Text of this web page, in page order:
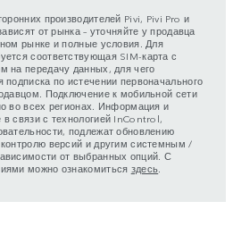
производителей Pivi, Pivi Pro и
от рынка – уточняйте у продавца
рынке и полные условия. Для
соответствующая SIM-карта с
на передачу данных, для чего
подписка по истечении первоначального
Подключение к мобильной сети
во всех регионах. Информация и
связи с технологией InControl,
подлежат обновлению
версий и другим системным /
от выбранных опций. С
можно ознакомиться здесь